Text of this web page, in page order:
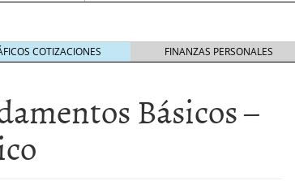
COTIZACIONES FINANZAS PERSONALES
Básicos –